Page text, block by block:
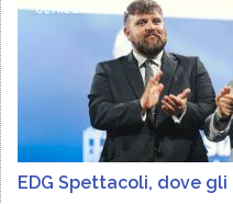
OLTRE L'INSEGNA
EDG Spettacoli, dove